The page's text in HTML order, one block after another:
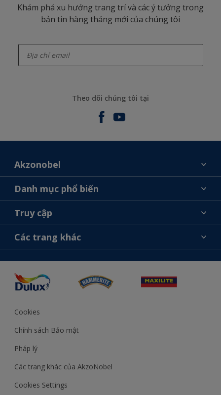
Khám phá xu hướng trang trí và các ý tưởng trong
bản tin hàng tháng mới của chúng tôi
Theo dõi chúng tôi tại
Akzonobel
Giới thiệu về AkzoNobel
Liên hệ chúng tôi
Tìm một cửa hàng
Danh mục phổ biến
Tìm màu sắc
Chọn sản phẩm
Ý tưởng
Truy cập
Khả năng truy cập
Tính Chính Xác về Màu Sắc
Các trang khác
Cookies
Chính sách Bảo mật
Pháp lý
Các trang khác của AkzoNobel
Cookies Settings